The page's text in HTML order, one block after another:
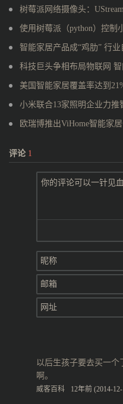
树莓派网络摄像头：
使用树莓派（python）控制
智能家居产品成“鸡肋” 行
科技巨头争相布局物联网
美国智能家居覆盖率达到
小米联合13家照明企业力推
欧瑞博推出ViHome智能家
评论 1
以后生孩子要去买一
啊。
威客百科 12年前 (2014-